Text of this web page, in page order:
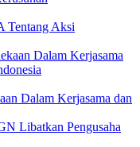
Tentang Aksi
Dalam Kerjasama dan